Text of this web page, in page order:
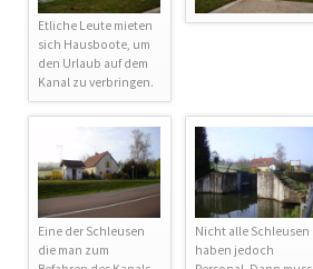
Etliche Leute mieten
sich Hausboote, um
den Urlaub auf dem
Kanal zu verbringen.
Eine der Schleusen
die man zum
Nicht alle Schleusen
haben jedoch